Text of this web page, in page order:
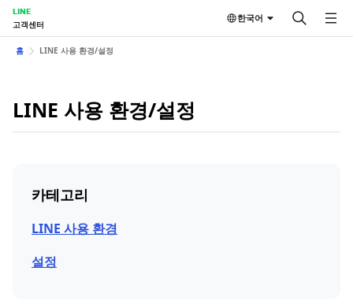
LINE
고객센터
한국어
홈 LINE 사용 환경/설정
LINE 사용 환경/설정
카테고리
LINE 사용 환경
설정